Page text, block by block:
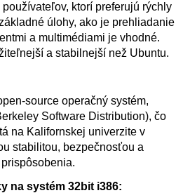
ktorí preferujú rýchly
úlohy, ako je prehliadanie
a multimédiami je vhodné.
a stabilnejší než Ubuntu.
source operačný systém,
Software Distribution), čo
na Kalifornskej univerzite v
stabilitou, bezpečnosťou a
na systém 32bit i386: